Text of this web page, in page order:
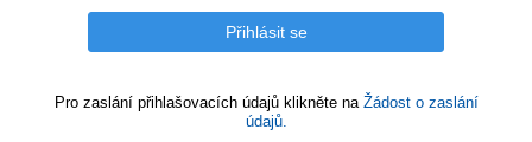
Pro zaslání přihlašovacích údajů klikněte na Žádost o zaslání
údajů.